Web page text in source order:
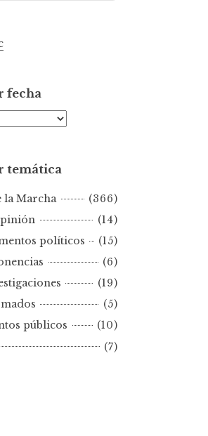
fecha
temática
la Marcha
(366)
(14)
políticos
(15)
(6)
(19)
(5)
públicos
(10)
(7)